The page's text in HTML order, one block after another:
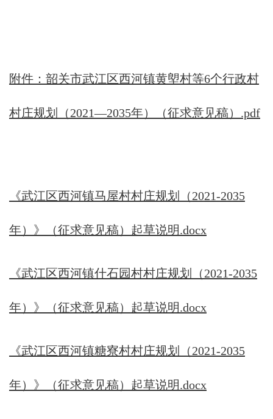
附件：韶关市武江区西河镇黄塱村等6个行政村
村庄规划（2021—2035年）（征求意见稿）.pdf
《武江区西河镇马屋村村庄规划（2021-2035
年）》（征求意见稿）起草说明.docx
《武江区西河镇什石园村村庄规划（2021-2035
年）》（征求意见稿）起草说明.docx
《武江区西河镇糖寮村村庄规划（2021-2035
年）》（征求意见稿）起草说明.docx